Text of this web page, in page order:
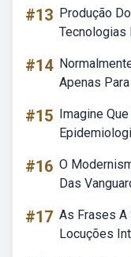
#13 Produção
Tecnologias
#14
Apenas
#15 Imagine
#16 O
Das
#17 As Frases A
Locuções